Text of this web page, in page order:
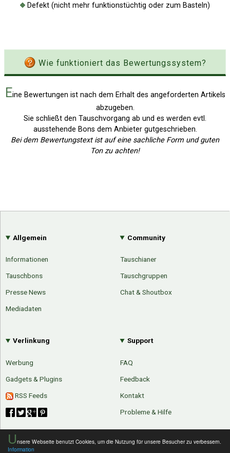
Unsere Webseite benutzt Cookies, um die Nutzung für unsere Besucher zu verbessern.
Information
Defekt (nicht mehr funktionstüchtig oder zum Basteln)
Wie funktioniert das Bewertungssystem?
Eine Bewertungen ist nach dem Erhalt des angeforderten Artikels
abzugeben.
Sie schließt den Tauschvorgang ab und es werden evtl.
ausstehende Bons dem Anbieter gutgeschrieben.
Bei dem Bewertungstext ist auf eine sachliche Form und guten
Ton zu achten!
Allgemein
Informationen
Tauschbons
Presse News
Mediadaten
Community
Tauschianer
Tauschgruppen
Chat & Shoutbox
Verlinkung
Werbung
Gadgets & Plugins
RSS Feeds
Support
FAQ
Feedback
Kontakt
Probleme & Hilfe